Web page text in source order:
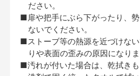
ださい。
■扉や把手にぶら下がったり、
ないでください。
■ストーブ等の熱源を近づけな
りや表面の歪みの原因になりま
■汚れが付いた場合は、乾拭き